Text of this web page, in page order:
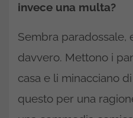
invece una multa?
Sembra paradossale,
davvero. Mettono i
casa e li minacciano
questo per una